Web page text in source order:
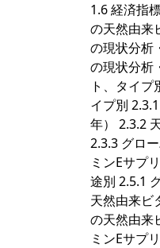
1.6 経済指
の天然由来
の現状分析
の現状分析
ト、タイ
イプ別
年） 2.3.2
2.3.3 グロ
ミンEサプ
途別 2.5.1
天然由来ビ
の天然由来
ミンEサプ